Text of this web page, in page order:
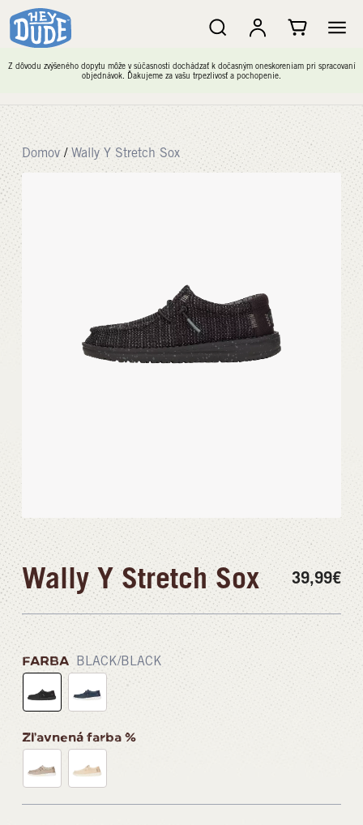
Z dôvodu zvýšeného dopytu môže v súčasnosti dochádzať k dočasným oneskoreniam pri spracovaní
objednávok. Ďakujeme za vašu trpezlivosť a pochopenie.
Domov / Wally Y Stretch Sox
Wally Y Stretch Sox 39,99€
FARBA BLACK/BLACK
Zľavnená farba %